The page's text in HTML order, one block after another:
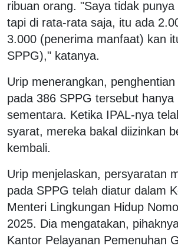
ribuan orang. "Saya tidak punya
tapi di rata-rata saja, itu ada
3.000 (penerima manfaat) kan
SPPG)," katanya.
Urip menerangkan, penghentian
pada 386 SPPG tersebut hanya
sementara. Ketika IPAL-nya
syarat, mereka bakal diizinkan
kembali.
Urip menjelaskan, persyaratan
pada SPPG telah diatur dalam
Menteri Lingkungan Hidup
2025. Dia mengatakan,
Kantor Pelayanan Pemenuhan